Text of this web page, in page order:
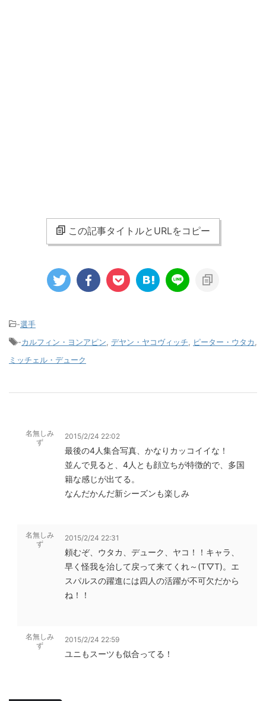
この記事タイトルとURLをコピー
-選手
-カルフィン・ヨンアピン, デヤン・ヤコヴィッチ, ピーター・ウタカ,
ミッチェル・デューク
名無しみ
ず
2015/2/24 22:02
最後の4人集合写真、かなりカッコイイな！
並んで見ると、4人とも顔立ちが特徴的で、多国
籍な感じが出てる。
なんだかんだ新シーズンも楽しみ
名無しみ
ず
2015/2/24 22:31
頼むぞ、ウタカ、デューク、ヤコ！！キャラ、
早く怪我を治して戻って来てくれ～(T▽T)。エ
スパルスの躍進には四人の活躍が不可欠だから
ね！！
名無しみ
ず
2015/2/24 22:59
ユニもスーツも似合ってる！